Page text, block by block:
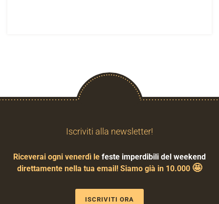
Iscriviti alla newsletter!
Riceverai ogni venerdì le feste imperdibili del weekend
direttamente nella tua email! Siamo già in 10.000 🤩
ISCRIVITI ORA